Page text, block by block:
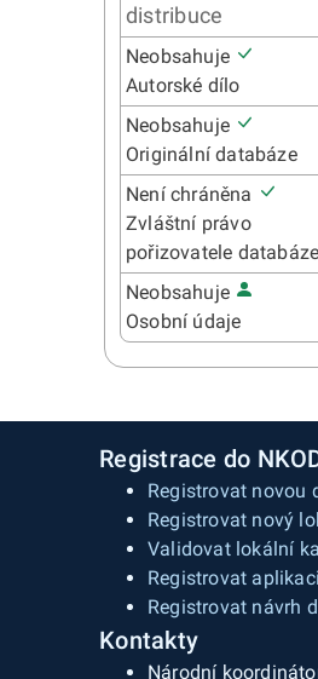
distribuce
Neobsahuje
Autorské dílo
Neobsahuje
Originální databáze
Není chráněna
Zvláštní právo
pořizovatele databáze
Neobsahuje
Osobní údaje
Registrace do
Registrovat novou
Registrovat nový
Validovat lokální
Registrovat
Registrovat návrh
Kontakty
Národní